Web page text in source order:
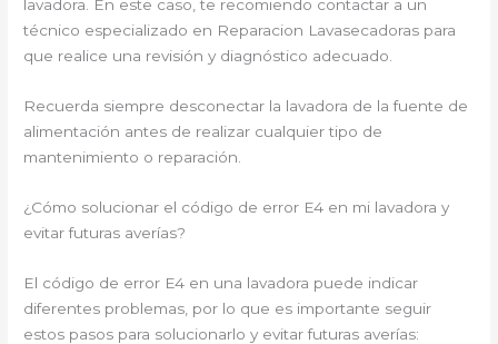
lavadora. En este caso, te recomiendo contactar a un
técnico especializado en Reparacion Lavasecadoras para
que realice una revisión y diagnóstico adecuado.
Recuerda siempre desconectar la lavadora de la fuente de
alimentación antes de realizar cualquier tipo de
mantenimiento o reparación.
¿Cómo solucionar el código de error E4 en mi lavadora y
evitar futuras averías?
El código de error E4 en una lavadora puede indicar
diferentes problemas, por lo que es importante seguir
estos pasos para solucionarlo y evitar futuras averías: